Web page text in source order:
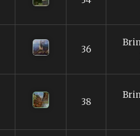
36
38